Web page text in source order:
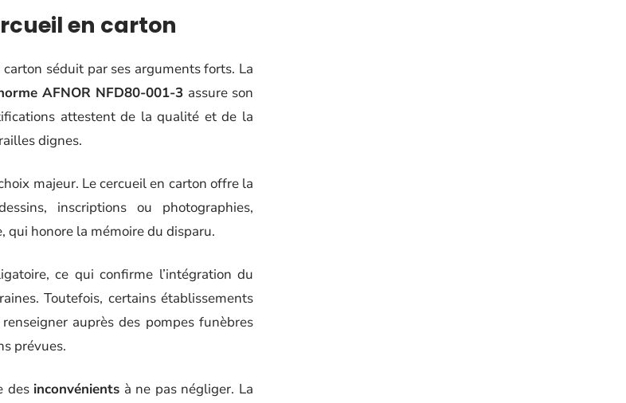
en carton
séduit par ses arguments forts. La
AFNOR NFD80-001-3 assure son
attestent de la qualité et de la
dignes.
majeur. Le cercueil en carton offre la
inscriptions ou photographies,
honore la mémoire du disparu.
ce qui confirme l’intégration du
Toutefois, certains établissements
auprès des pompes funèbres
prévues.
des inconvénients à ne pas négliger. La